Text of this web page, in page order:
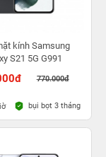
kính Samsung
S21 5G G991
770.000đ
bụi bọt 3 tháng